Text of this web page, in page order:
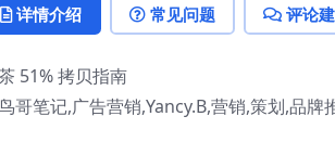
详情介绍 常见问题 评论
51% 拷贝指南